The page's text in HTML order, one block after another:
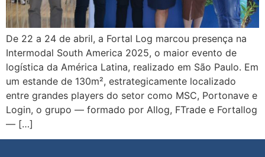
De 22 a 24 de abril, a Fortal Log marcou presença na
Intermodal South America 2025, o maior evento de
logística da América Latina, realizado em São Paulo. Em
um estande de 130m², estrategicamente localizado
entre grandes players do setor como MSC, Portonave e
Login, o grupo — formado por Allog, FTrade e Fortallog
— […]